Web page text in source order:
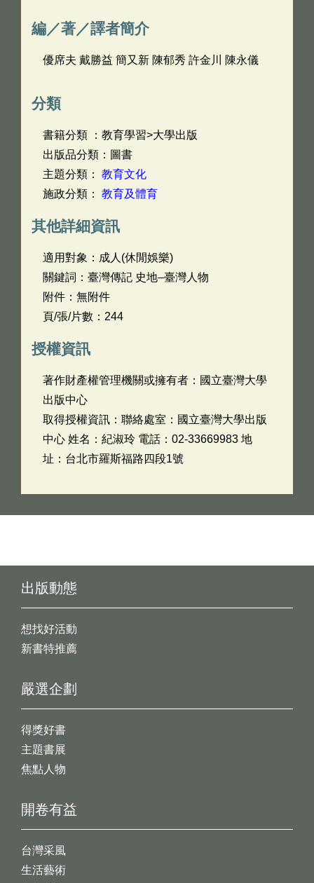
編／著／譯者簡介
優席夫 戴勝益 簡又新 陳郁秀 許金川 陳永儀
分類
書籍分類 ：教育學習>大學出版
出版品分類：圖書
主題分類： 教育文化
施政分類： 教育及體育
其他詳細資訊
適用對象：成人(休閒娛樂)
關鍵詞：臺灣傳記 史地–臺灣人物
附件：無附件
頁/張/片數：244
授權資訊
著作財產權管理機關或擁有者：國立臺灣大學
出版中心
取得授權資訊：聯絡處室：國立臺灣大學出版
中心 姓名：紀淑玲 電話：02-33669983 地
址：台北市羅斯福路四段1號
出版動態
想找好活動
新書特推薦
開卷有益
台灣采風
生活藝術
嚴選企劃
得獎好書
主題書展
焦點人物